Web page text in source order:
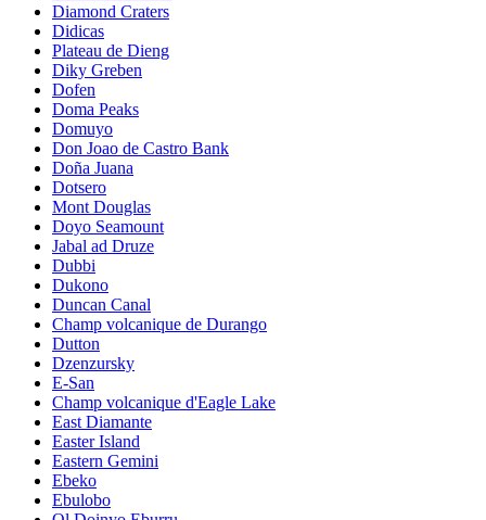
Diamond Craters
Didicas
Plateau de Dieng
Diky Greben
Dofen
Doma Peaks
Domuyo
Don Joao de Castro Bank
Doña Juana
Dotsero
Mont Douglas
Doyo Seamount
Jabal ad Druze
Dubbi
Dukono
Duncan Canal
Champ volcanique de Durango
Dutton
Dzenzursky
E-San
Champ volcanique d'Eagle Lake
East Diamante
Easter Island
Eastern Gemini
Ebeko
Ebulobo